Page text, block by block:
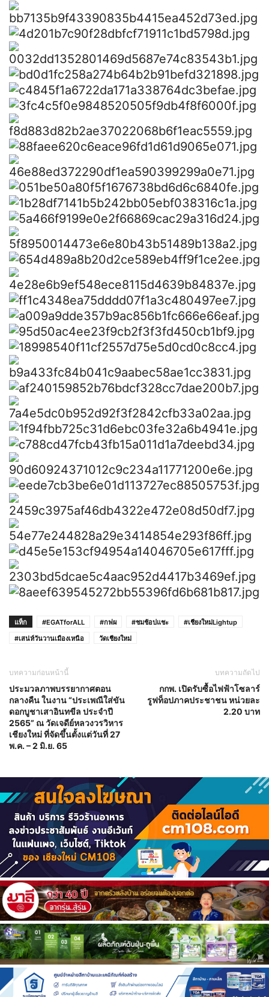
แท็ก #EGATforALL #กฟผ #ชมช้อปแชะ
#เชียงใหม่Lightup
#เสน่ห์วันวานเมืองเหนือ
วัดเชียงใหม่
บทความก่อนหน้านี้
ประมวลภาพบรรยากาศตอน
กลางคืน ในงาน “ประเพณีใส่ขัน
ดอกบูชาเสาอินทขีล ประจำปี
2565” ณ วัดเจดีย์หลวงวรวิหาร
เชียงใหม่ ที่จัดขึ้นตั้งแต่วันที่ 27
พ.ค. – 2 มิ.ย. 65
บทความถัดไป
กกพ. เปิดรับซื้อไฟฟ้าโซลาร์
รูฟท็อปภาคประชาชน หน่วยละ
2.20 บาท